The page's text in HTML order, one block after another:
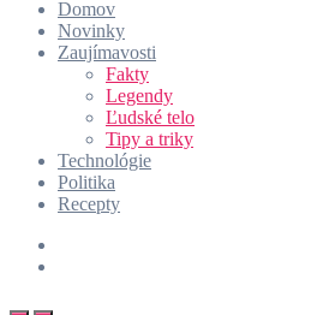
Domov
Novinky
Zaujímavosti
Fakty
Legendy
Ľudské telo
Tipy a triky
Technológie
Politika
Recepty